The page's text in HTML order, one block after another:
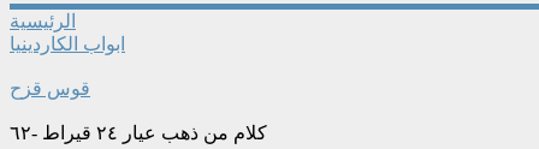
الرئيسية
ابواب الكاردينيا
قوس قزح
كلام من ذهب عيار ٢٤ قيراط -٦٢